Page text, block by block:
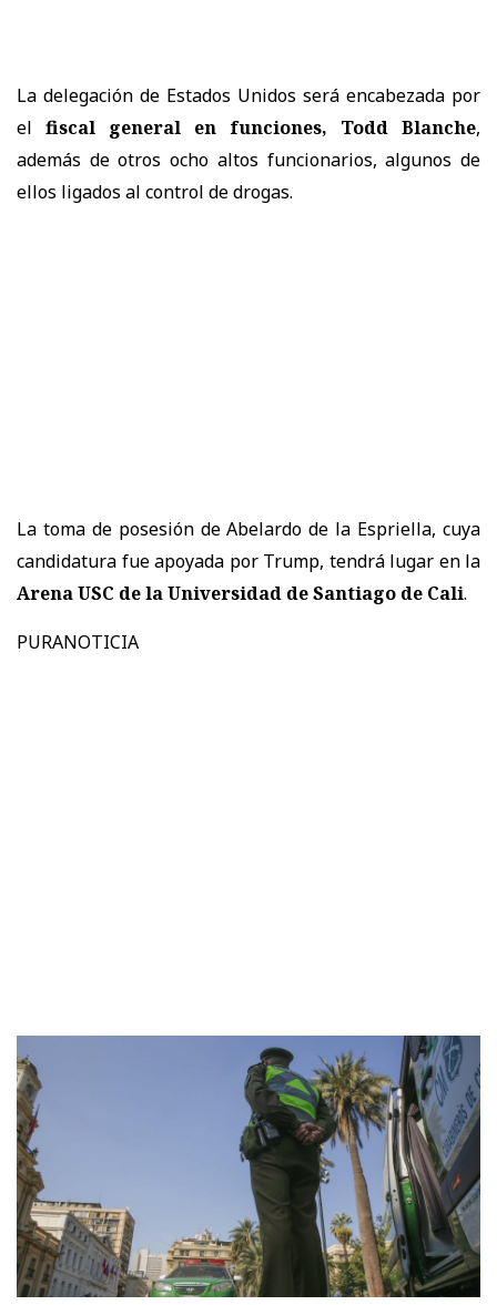
La delegación de Estados Unidos será encabezada por
el fiscal general en funciones, Todd Blanche,
además de otros ocho altos funcionarios, algunos de
ellos ligados al control de drogas.
La toma de posesión de Abelardo de la Espriella, cuya
candidatura fue apoyada por Trump, tendrá lugar en la
Arena USC de la Universidad de Santiago de Cali.
PURANOTICIA